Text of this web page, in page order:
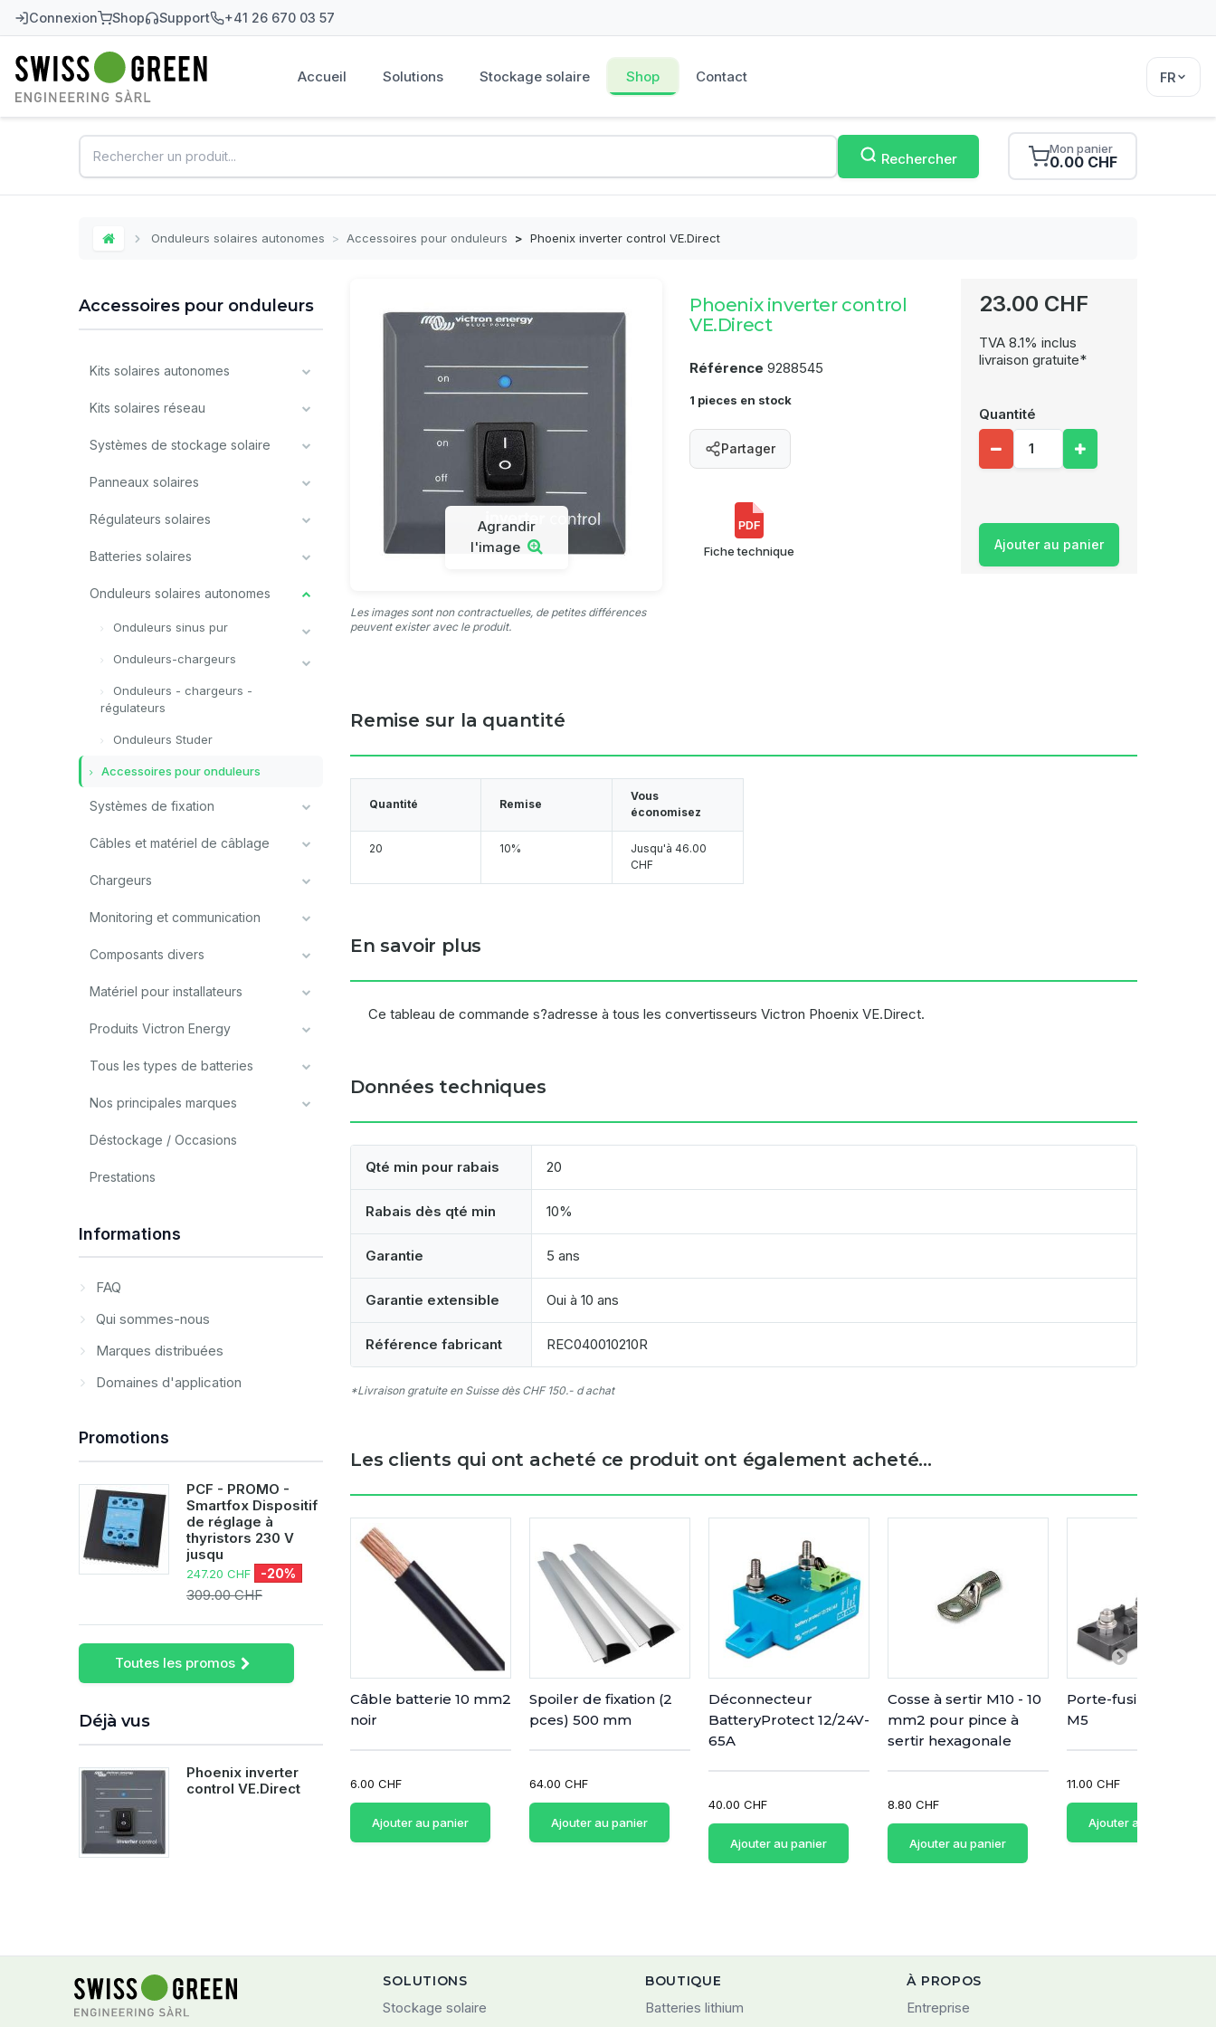
Connexion Shop Support +41 26 670 03 57
Swiss-Green Accueil Solutions Stockage solaire Shop Contact FR
Rechercher
Mon panier
0.00 CHF
Home Onduleurs solaires autonomes > Accessoires pour onduleurs > Phoenix inverter control VE.Direct
Accessoires pour onduleurs
Kits solaires autonomes
Kits solaires réseau
Systèmes de stockage solaire
Panneaux solaires
Régulateurs solaires
Batteries solaires
Onduleurs solaires autonomes
Onduleurs sinus pur
Onduleurs-chargeurs
Onduleurs - chargeurs -
régulateurs
Onduleurs Studer
Accessoires pour onduleurs
Systèmes de fixation
Câbles et matériel de câblage
Chargeurs
Monitoring et communication
Composants divers
Matériel pour installateurs
Produits Victron Energy
Tous les types de batteries
Nos principales marques
Déstockage / Occasions
Prestations
Informations
FAQ
Qui sommes-nous
Marques distribuées
Domaines d'application
Promotions
PCF - PROMO -
Smartfox Dispositif
de réglage à
thyristors 230 V
jusqu
247.20 CHF -20%
309.00 CHF
Toutes les promos
Déjà vus
Phoenix inverter
control VE.Direct
Agrandir
l'image
Les images sont non contractuelles, de petites différences
peuvent exister avec le produit.
Phoenix inverter control
VE.Direct
Référence 9288545
1 pieces en stock
Partager
PDF
Fiche technique
23.00 CHF
TVA 8.1% inclus
livraison gratuite*
Quantité
Ajouter au panier
Remise sur la quantité
Quantité Remise
Vous
économisez
20 10% Jusqu'à 46.00
CHF
En savoir plus
Ce tableau de commande s?adresse à tous les convertisseurs Victron Phoenix VE.Direct.
Données techniques
Qté min pour rabais 20
Rabais dès qté min 10%
Garantie 5 ans
Garantie extensible Oui à 10 ans
Référence fabricant REC040010210R
*Livraison gratuite en Suisse dès CHF 150.- d achat
Les clients qui ont acheté ce produit ont également acheté...
Câble batterie 10 mm2
noir
6.00 CHF
Ajouter au panier
Spoiler de fixation (2
pces) 500 mm
64.00 CHF
Ajouter au panier
Déconnecteur
BatteryProtect 12/24V-
65A
40.00 CHF
Ajouter au panier
Cosse à sertir M10 - 10
mm2 pour pince à
sertir hexagonale
8.80 CHF
Ajouter au panier
Porte-fusible MIDI -
M5
11.00 CHF
Ajouter au panier
SOLUTIONS
Stockage solaire
BOUTIQUE
Batteries lithium
À PROPOS
Entreprise